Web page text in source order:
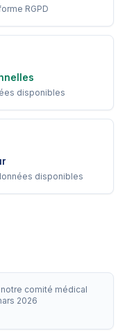
RGPD
disponibles
disponibles
notre comité médical
2026